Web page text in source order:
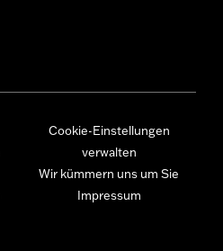
Cookie-Einstellungen
verwalten
Wir kümmern uns um Sie
Impressum